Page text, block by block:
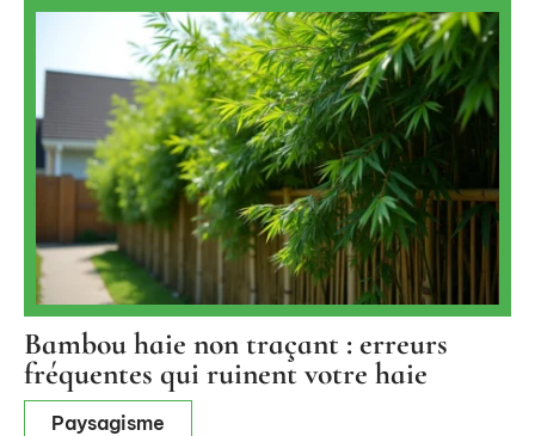
Bambou haie non traçant : erreurs
fréquentes qui ruinent votre haie
Paysagisme